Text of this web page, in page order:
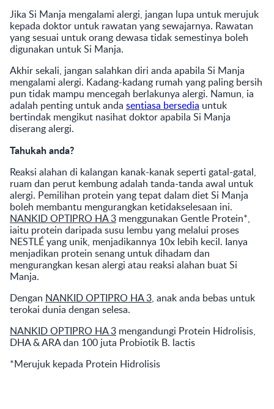
Jika Si Manja mengalami alergi, jangan lupa untuk merujuk
kepada doktor untuk rawatan yang sewajarnya. Rawatan
yang sesuai untuk orang dewasa tidak semestinya boleh
digunakan untuk Si Manja.
Akhir sekali, jangan salahkan diri anda apabila Si Manja
mengalami alergi. Kadang-kadang rumah yang paling bersih
pun tidak mampu mencegah berlakunya alergi. Namun, ia
adalah penting untuk anda sentiasa bersedia untuk
bertindak mengikut nasihat doktor apabila Si Manja
diserang alergi.
Tahukah anda?
Reaksi alahan di kalangan kanak-kanak seperti gatal-gatal,
ruam dan perut kembung adalah tanda-tanda awal untuk
alergi. Pemilihan protein yang tepat dalam diet Si Manja
boleh membantu mengurangkan ketidakselesaan ini.
NANKID OPTIPRO HA 3 menggunakan Gentle Protein*,
iaitu protein daripada susu lembu yang melalui proses
NESTLÉ yang unik, menjadikannya 10x lebih kecil. Ianya
menjadikan protein senang untuk dihadam dan
mengurangkan kesan alergi atau reaksi alahan buat Si
Manja.
Dengan NANKID OPTIPRO HA 3, anak anda bebas untuk
terokai dunia dengan selesa.
NANKID OPTIPRO HA 3 mengandungi Protein Hidrolisis,
DHA & ARA dan 100 juta Probiotik B. lactis
*Merujuk kepada Protein Hidrolisis